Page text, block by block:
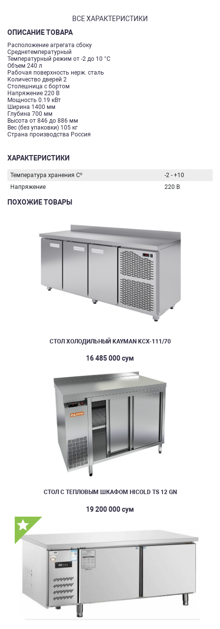
ВСЕ ХАРАКТЕРИСТИКИ
ОПИСАНИЕ ТОВАРА
Расположение агрегата сбоку
Среднетемпературный
Температурный режим от -2 до 10 °С
Объем 240 л
Рабочая поверхность нерж. сталь
Количество дверей 2
Столешница с бортом
Напряжение 220 В
Мощность 0.19 кВт
Ширина 1400 мм
Глубина 700 мм
Высота от 846 до 886 мм
Вес (без упаковки) 105 кг
Страна производства Россия
ХАРАКТЕРИСТИКИ
Температура хранения Сº
-2 - +10
Напряжение
220 В
ПОХОЖИЕ ТОВАРЫ
СТОЛ ХОЛОДИЛЬНЫЙ KAYMAN KСХ-111/70
16 485 000 сум
СТОЛ С ТЕПЛОВЫМ ШКАФОМ HICOLD TS 12 GN
19 200 000 сум